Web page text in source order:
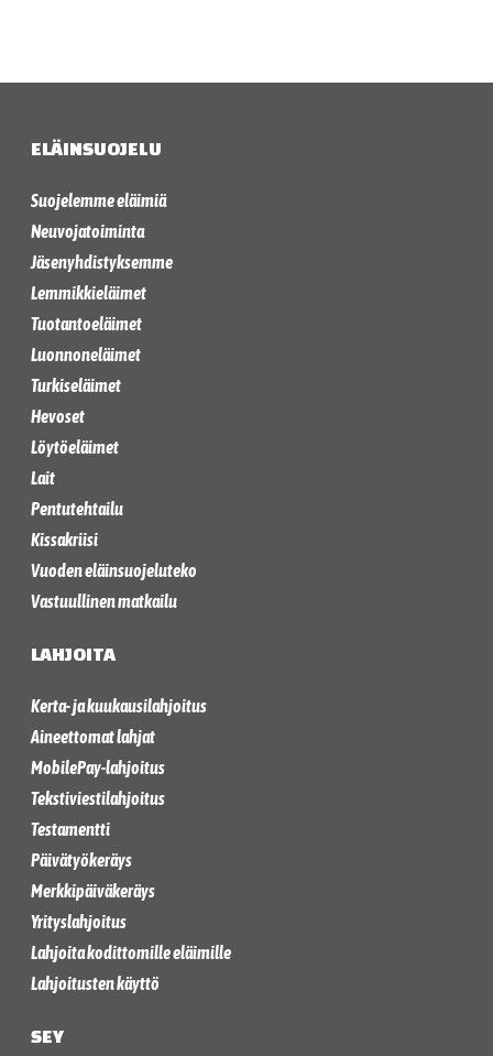
ELÄINSUOJELU
Suojelemme eläimiä
Neuvojatoiminta
Jäsenyhdistyksemme
Lemmikkieläimet
Tuotantoeläimet
Luonnoneläimet
Turkiseläimet
Hevoset
Löytöeläimet
Lait
Pentutehtailu
Kissakriisi
Vuoden eläinsuojeluteko
Vastuullinen matkailu
LAHJOITA
Kerta- ja kuukausilahjoitus
Aineettomat lahjat
MobilePay-lahjoitus
Tekstiviestilahjoitus
Testamentti
Päivätyökeräys
Merkkipäiväkeräys
Yrityslahjoitus
Lahjoita kodittomille eläimille
Lahjoitusten käyttö
SEY